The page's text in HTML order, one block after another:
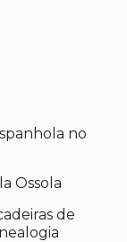
no
Ossola
de